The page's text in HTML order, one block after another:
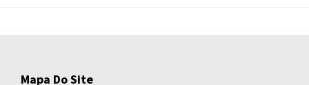
Mapa Do Site